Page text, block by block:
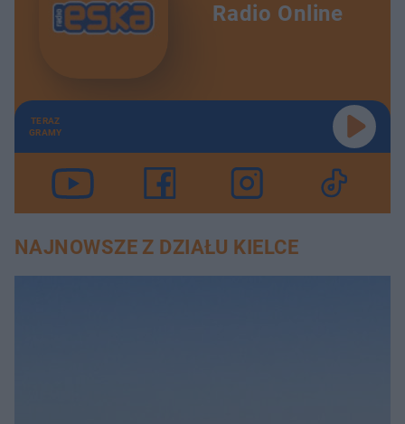
Radio Online
TERAZ
GRAMY
NAJNOWSZE Z DZIAŁU KIELCE